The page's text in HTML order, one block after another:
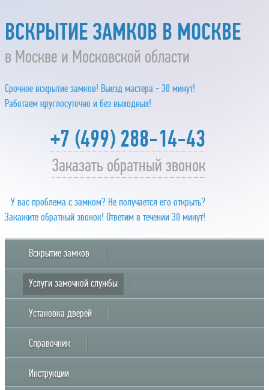
ВСКРЫТИЕ ЗАМКОВ В МОСКВЕ
в Москве и Московской области
Срочное вскрытие замков! Выезд мастера - 30 минут!
Работаем круглосуточно и без выходных!
+7 (499) 288-14-43
Заказать обратный звонок
У вас проблема с замком? Не получается его открыть?
Закажите обратный звонок! Ответим в течении 30 минут!
Вскрытие замков
Услуги замочной службы
Установка дверей
Справочник
Инструкции